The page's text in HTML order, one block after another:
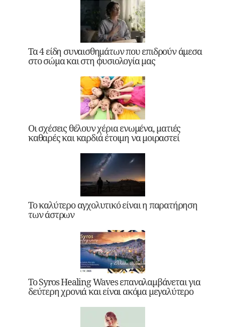
Τα 4 είδη συναισθημάτων που επιδρούν άμεσα
στο σώμα και στη φυσιολογία μας
Οι σχέσεις θέλουν χέρια ενωμένα, ματιές
καθαρές και καρδιά έτοιμη να μοιραστεί
Το καλύτερο αγχολυτικό είναι η παρατήρηση
των άστρων
Το Syros Healing Waves επαναλαμβάνεται για
δεύτερη χρονιά και είναι ακόμα μεγαλύτερο